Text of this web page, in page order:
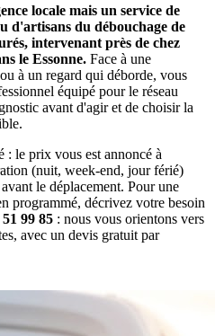
locale mais un service de
d'artisans du débouchage de
intervenant près de chez
le Essonne. Face à une
à un regard qui déborde, vous
équipé pour le réseau
avant d'agir et de choisir la
: le prix vous est annoncé à
(nuit, week-end, jour férié)
le déplacement. Pour une
programmé, décrivez votre besoin
99 85 : nous vous orientons vers
avec un devis gratuit par